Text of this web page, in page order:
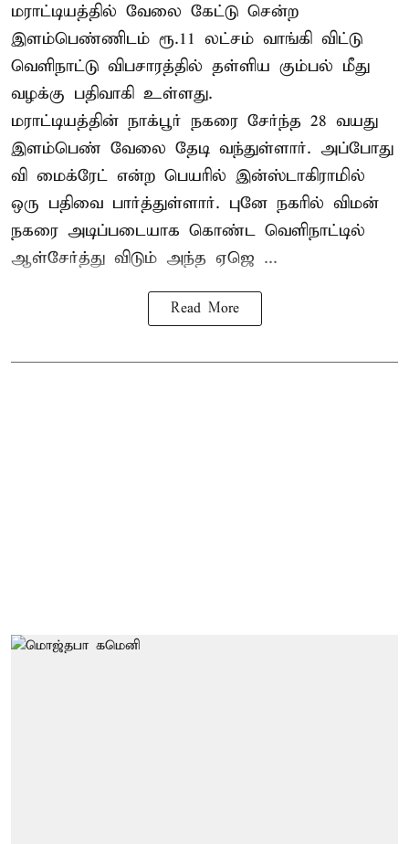
மராட்டியத்தில் வேலை கேட்டு சென்ற
இளம்பெண்ணிடம் ரூ.11 லட்சம் வாங்கி விட்டு
வெளிநாட்டு விபசாரத்தில் தள்ளிய கும்பல் மீது
வழக்கு பதிவாகி உள்ளது.
மராட்டியத்தின் நாக்பூர் நகரை சேர்ந்த 28 வயது
இளம்பெண் வேலை தேடி வந்துள்ளார். அப்போது
வி மைக்ரேட் என்ற பெயரில் இன்ஸ்டாகிராமில்
ஒரு பதிவை பார்த்துள்ளார். புனே நகரில் விமன்
நகரை அடிப்படையாக கொண்ட வெளிநாட்டில்
ஆள்சேர்த்து விடும் அந்த ஏஜெ ...
Read More